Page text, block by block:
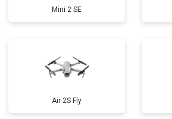
Mini 2 SE
Air 2S Fly